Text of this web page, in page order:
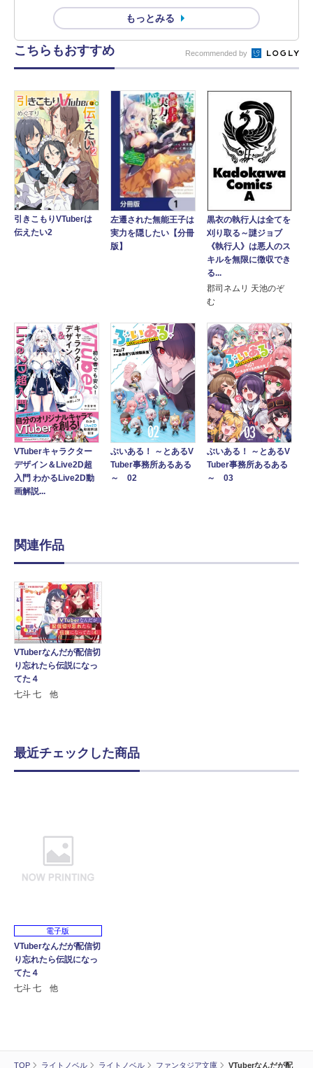
TOP ライトノベル ライトノベル ファンタジア文庫 VTuberなんだが配
もっとみる
こちらもおすすめ Recommended by
引きこもりVTuberは
伝えたい2
左遷された無能王子は
実力を隠したい【分冊
版】
黒衣の執行人は全てを
刈り取る～謎ジョブ
《執行人》は悪人のス
キルを無限に徴収でき
る...
郡司ネムリ 天池のぞ
む
VTuberキャラクター
デザイン＆Live2D超
入門 わかるLive2D動
画解説...
ぶいある！ ～とあるV
Tuber事務所あるある
～ 02
ぶいある！ ～とあるV
Tuber事務所あるある
～ 03
関連作品
VTuberなんだが配信切
り忘れたら伝説になっ
てた４
七斗 七 他
最近チェックした商品
電子版
VTuberなんだが配信切
り忘れたら伝説になっ
てた４
七斗 七 他